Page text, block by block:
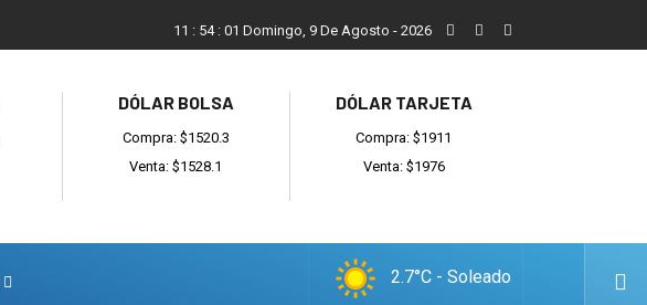
San Cayetano, el trabajo y una nueva etapa para la
11 : 54: 02 Domingo, 9 De Agosto - 2026
DÓLAR BOLSA
Compra: $1520.3
Venta: $1528.1
DÓLAR TARJETA
Compra: $1911
Venta: $1976
2.7°C - Soleado